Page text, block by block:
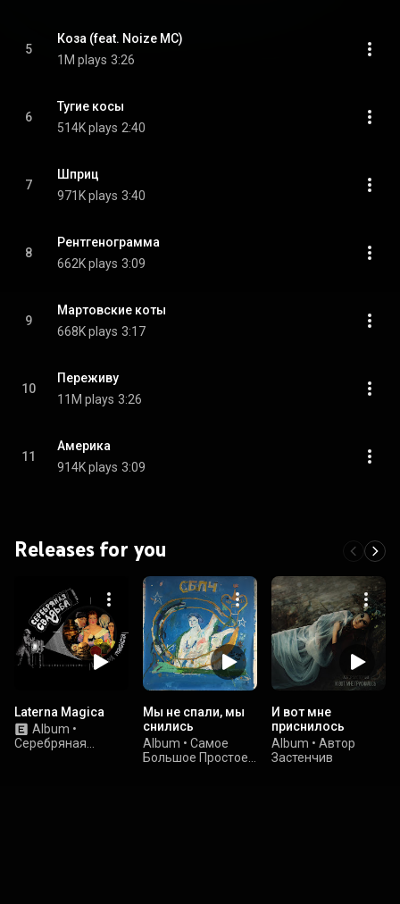
5
Коза (feat. Noize MC)
1M plays 3:26
6
Тугие косы
514K plays 2:40
7
Шприц
971K plays 3:40
8
Рентгенограмма
662K plays 3:09
9
Мартовские коты
668K plays 3:17
10
Переживу
11M plays 3:26
11
Америка
914K plays 3:09
Releases for you
Laterna Magica
Album •
Серебряная
Мы не спали, мы
снились
Album • Самое
Большое Простое
И вот мне
приснилось
Album • Автор
Застенчив